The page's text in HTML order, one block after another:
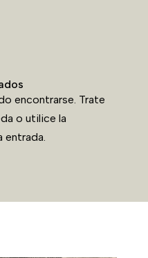
encontrarse. Trate
o utilice la
entrada.